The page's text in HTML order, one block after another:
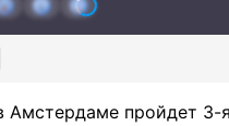
Амстердаме пройдет 3-